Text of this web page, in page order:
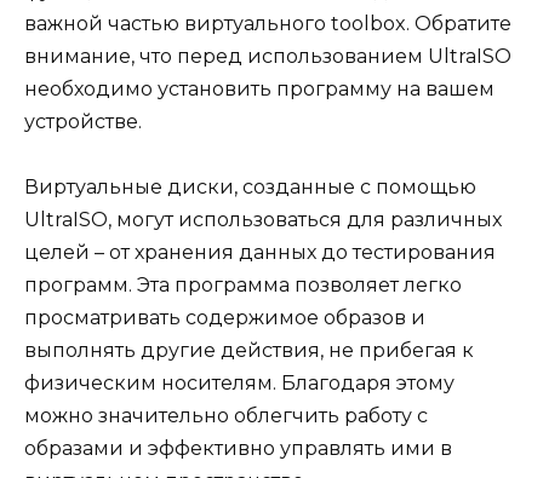
важной частью виртуального toolbox. Обратите
внимание, что перед использованием UltraISO
необходимо установить программу на вашем
устройстве.
Виртуальные диски, созданные с помощью
UltraISO, могут использоваться для различных
целей – от хранения данных до тестирования
программ. Эта программа позволяет легко
просматривать содержимое образов и
выполнять другие действия, не прибегая к
физическим носителям. Благодаря этому
можно значительно облегчить работу с
образами и эффективно управлять ими в